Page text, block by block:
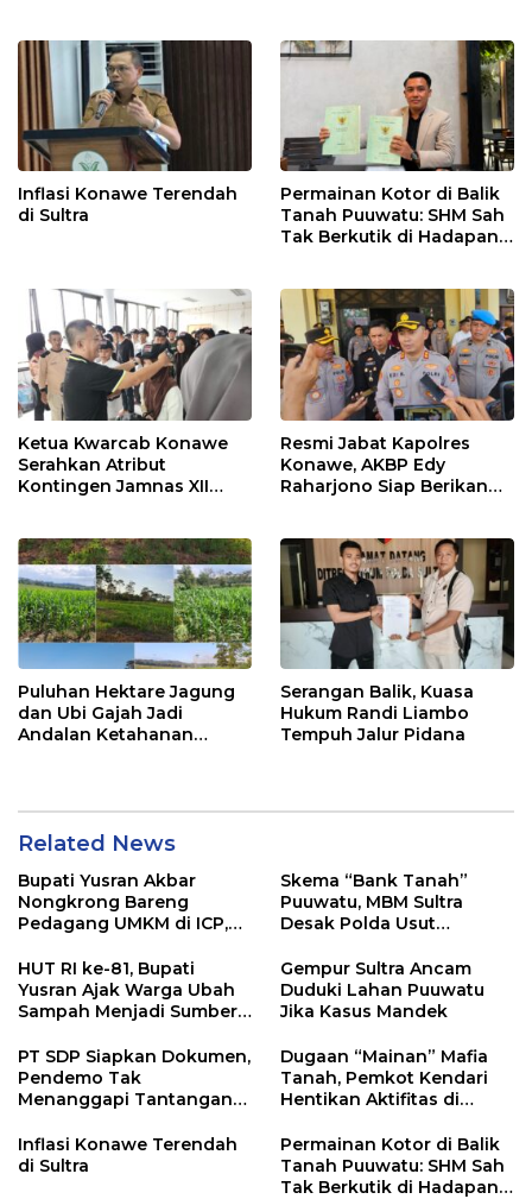
Inflasi Konawe Terendah
di Sultra
Permainan Kotor di Balik
Tanah Puuwatu: SHM Sah
Tak Berkutik di Hadapan
Ketua Kwarcab Konawe
Serahkan Atribut
Kontingen Jamnas XII
Resmi Jabat Kapolres
Konawe, AKBP Edy
Raharjono Siap Berikan
Puluhan Hektare Jagung
dan Ubi Gajah Jadi
Andalan Ketahanan
Serangan Balik, Kuasa
Hukum Randi Liambo
Tempuh Jalur Pidana
Related News
Bupati Yusran Akbar
Nongkrong Bareng
Pedagang UMKM di ICP,
Hidupkan Ekonomi
Kerakyatan
Skema “Bank Tanah”
Puuwatu, MBM Sultra
Desak Polda Usut
Kadin
HUT RI ke-81, Bupati
Yusran Ajak Warga Ubah
Sampah Menjadi Sumber
Gempur Sultra Ancam
Duduki Lahan Puuwatu
Jika Kasus Mandek
PT SDP Siapkan Dokumen,
Pendemo Tak
Menanggapi Tantangan
Dugaan “Mainan” Mafia
Tanah, Pemkot Kendari
Hentikan Aktifitas di
Inflasi Konawe Terendah
di Sultra
Permainan Kotor di Balik
Tanah Puuwatu: SHM Sah
Tak Berkutik di Hadapan